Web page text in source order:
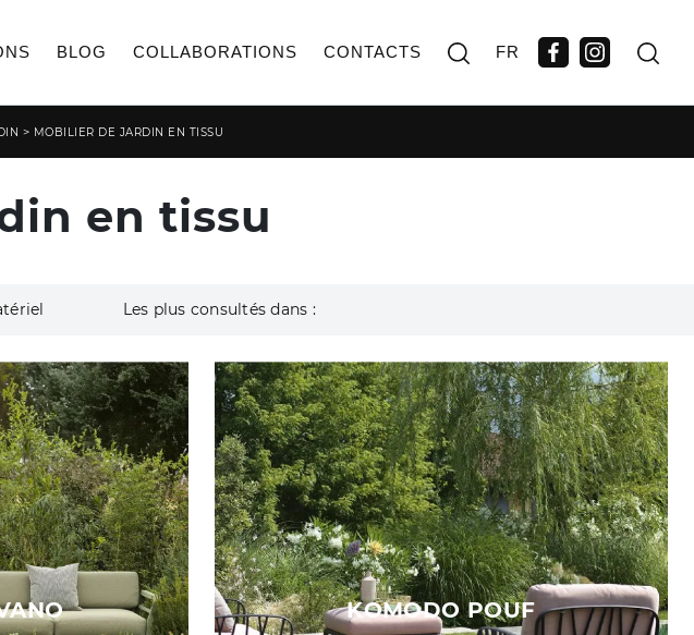
BLOG COLLABORATIONS CONTACTS FR
> MOBILIER DE JARDIN EN TISSU
en tissu
Les plus consultés dans :
KOMODO POUF